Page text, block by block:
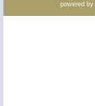
powered by